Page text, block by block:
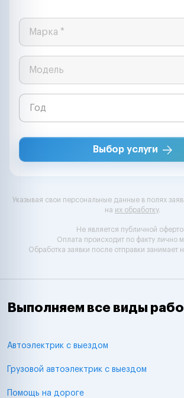
Марка *
Модель
Выбор услуги
Указывая свои персональные данные в полях
на их обработку.
Не является публичной
Оплата происходит по факту лично
Обработка заявки после отправки занимает
Выполняем все виды
Автоэлектрик с выездом
Грузовой автоэлектрик с выездом
Помощь на дороге